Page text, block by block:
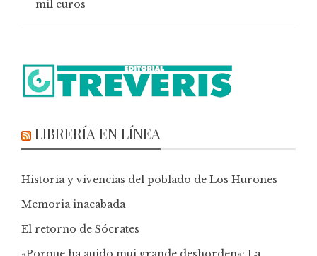
mil euros
LIBRERÍA EN LÍNEA
Historia y vivencias del poblado de Los Hurones
Memoria inacabada
El retorno de Sócrates